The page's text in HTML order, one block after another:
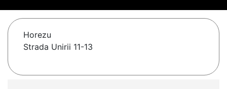
Horezu
Strada Unirii 11-13